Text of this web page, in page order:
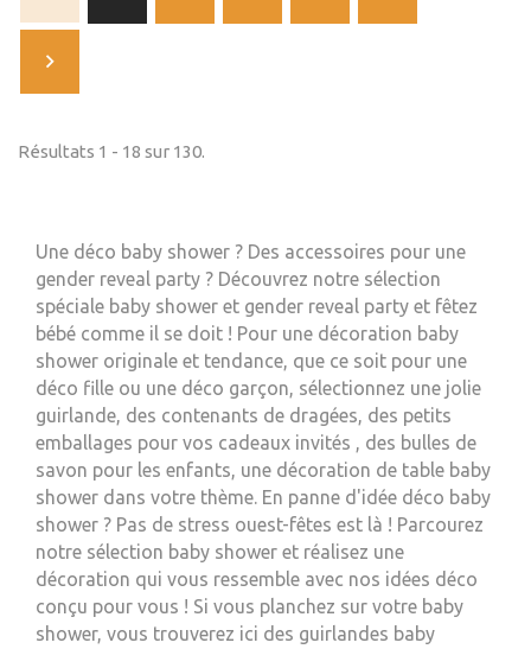
Résultats 1 - 18 sur 130.
Une déco baby shower ? Des accessoires pour une
gender reveal party ? Découvrez notre sélection
spéciale baby shower et gender reveal party et fêtez
bébé comme il se doit ! Pour une décoration baby
shower originale et tendance, que ce soit pour une
déco fille ou une déco garçon, sélectionnez une jolie
guirlande, des contenants de dragées, des petits
emballages pour vos cadeaux invités , des bulles de
savon pour les enfants, une décoration de table baby
shower dans votre thème. En panne d'idée déco baby
shower ? Pas de stress ouest-fêtes est là ! Parcourez
notre sélection baby shower et réalisez une
décoration qui vous ressemble avec nos idées déco
conçu pour vous ! Si vous planchez sur votre baby
shower, vous trouverez ici des guirlandes baby